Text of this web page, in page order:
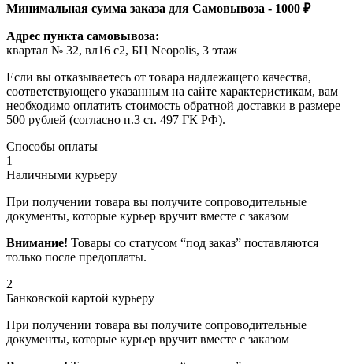
Минимальная сумма заказа для Самовывоза - 1000 ₽
Адрес пункта самовывоза:
квартал № 32, вл16 с2, БЦ Neopolis, 3 этаж
Если вы отказываетесь от товара надлежащего качества,
соответствующего указанным на сайте характеристикам, вам
необходимо оплатить стоимость обратной доставки в размере
500 рублей (согласно п.3 ст. 497 ГК РФ).
Способы оплаты
1
Наличными курьеру
При получении товара вы получите сопроводительные
документы, которые курьер вручит вместе с заказом
Внимание! Товары со статусом “под заказ” поставляются
только после предоплаты.
2
Банковской картой курьеру
При получении товара вы получите сопроводительные
документы, которые курьер вручит вместе с заказом